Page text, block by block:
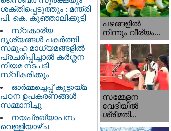
ശക്തിപ്പെടുത്തും : മന്ത്രി
പി. കെ. കുഞ്ഞാലിക്കുട്ടി
സ്വകാര്യ
ദൃശ്യങ്ങള്‍ പകര്‍ത്തി
സമൂഹ മാധ്യമങ്ങളില്‍
പ്രചരിപ്പിച്ചാൽ കർശ്ശന
നിയമ നടപടി
സ്വീകരിക്കും
ഓർമ്മച്ചെപ്പ് കൂട്ടായ്മ
പഠന ഉപകരണങ്ങൾ
സമ്മാനിച്ചു
നയപ്രഖ്യാപനം
വെള്ളിയാഴ്ച
പഴങ്ങളില്‍
നിന്നും വീര്യം...
സമ്മേളന
വേദിയില്‍
ശ്രീമതി...